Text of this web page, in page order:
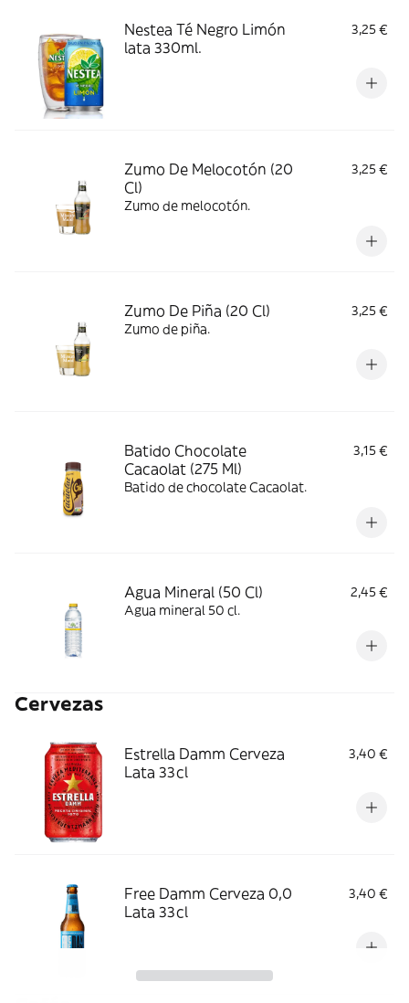
Nestea Té Negro Limón
lata 330ml.
3,25 €
Zumo De Melocotón (20
Cl)
3,25 €
Zumo de melocotón.
Zumo De Piña (20 Cl)
3,25 €
Zumo de piña.
Batido Chocolate
Cacaolat (275 Ml)
3,15 €
Batido de chocolate Cacaolat.
Agua Mineral (50 Cl)
2,45 €
Agua mineral 50 cl.
Cervezas
Estrella Damm Cerveza
Lata 33cl
3,40 €
Free Damm Cerveza 0,0
Lata 33cl
3,40 €